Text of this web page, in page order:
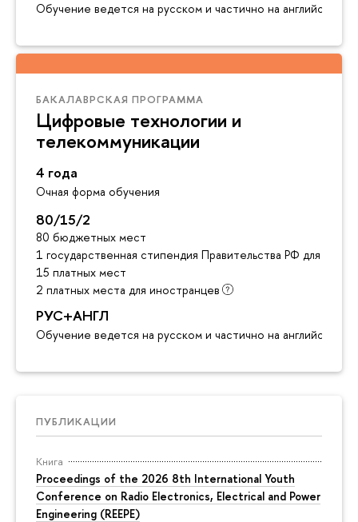
Обучение ведется на русском и частично на английском
БАКАЛАВРСКАЯ ПРОГРАММА
Цифровые технологии и
телекоммуникации
4 года
Очная форма обучения
80/15/2
80 бюджетных мест
1 государственная стипендия Правительства РФ для
15 платных мест
2 платных места для иностранцев
РУС+АНГЛ
Обучение ведется на русском и частично на английском
ПУБЛИКАЦИИ
Книга
Proceedings of the 2026 8th International Youth
Conference on Radio Electronics, Electrical and Power
Engineering (REEPE)